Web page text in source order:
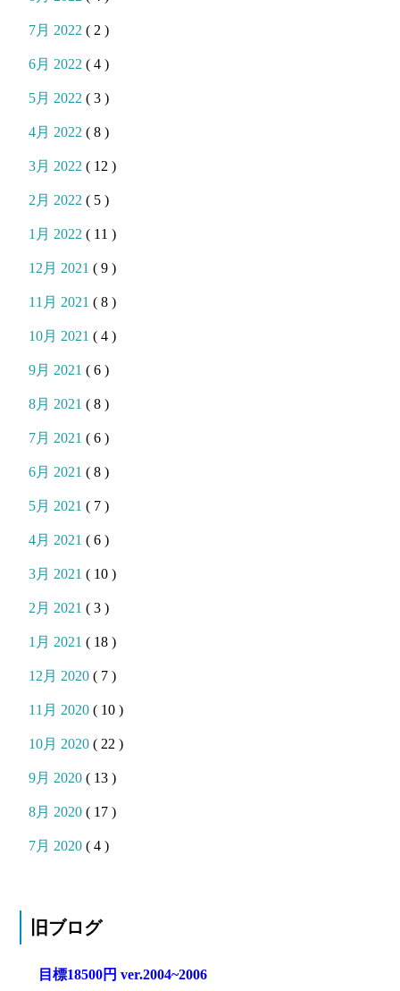
7月 2022( 2 )
6月 2022( 4 )
5月 2022( 3 )
4月 2022( 8 )
3月 2022( 12 )
2月 2022( 5 )
1月 2022( 11 )
12月 2021( 9 )
11月 2021( 8 )
10月 2021( 4 )
9月 2021( 6 )
8月 2021( 8 )
7月 2021( 6 )
6月 2021( 8 )
5月 2021( 7 )
4月 2021( 6 )
3月 2021( 10 )
2月 2021( 3 )
1月 2021( 18 )
12月 2020( 7 )
11月 2020( 10 )
10月 2020( 22 )
9月 2020( 13 )
8月 2020( 17 )
7月 2020( 4 )
旧ブログ
目標18500円 ver.2004~2006